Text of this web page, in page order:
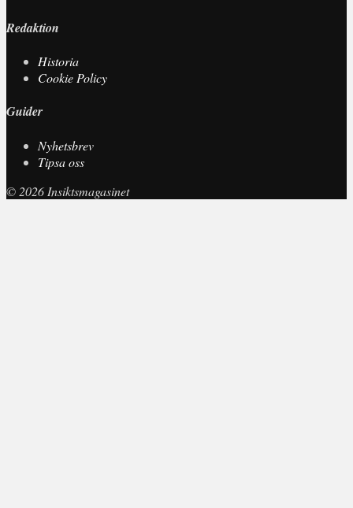
Redaktion
Historia
Cookie Policy
Guider
Nyhetsbrev
Tipsa oss
© 2026 Insiktsmagasinet